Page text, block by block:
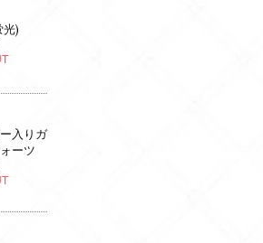
光)
入りガ
ーツ